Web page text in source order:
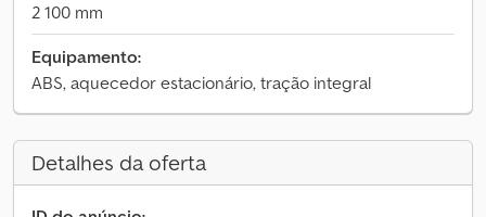
2 100 mm
Equipamento:
ABS, aquecedor estacionário, tração integral
Detalhes da oferta